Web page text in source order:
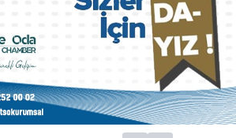
Ticaret Sicil İşlemleri
Kapasite Raporları
Sigortacılık Levha Kaydı
Mersis
Yerli Malı Belgesi